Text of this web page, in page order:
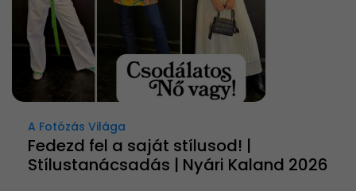
A Fotózás Világa
Fedezd fel a saját stílusod! |
Stílustanácsadás | Nyári Kaland 2026